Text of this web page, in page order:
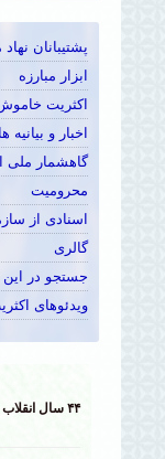
پشتیبانان
ابزار مبارزه
اکثریت
اخبار و بیانیه ها
گاهشمار ملی
محرومیت
اسنادی از
گالری
جستجو در این
ویدئوهای
۴۴ سال انقلاب و جمهوریِ ترور علیه پهلوی!